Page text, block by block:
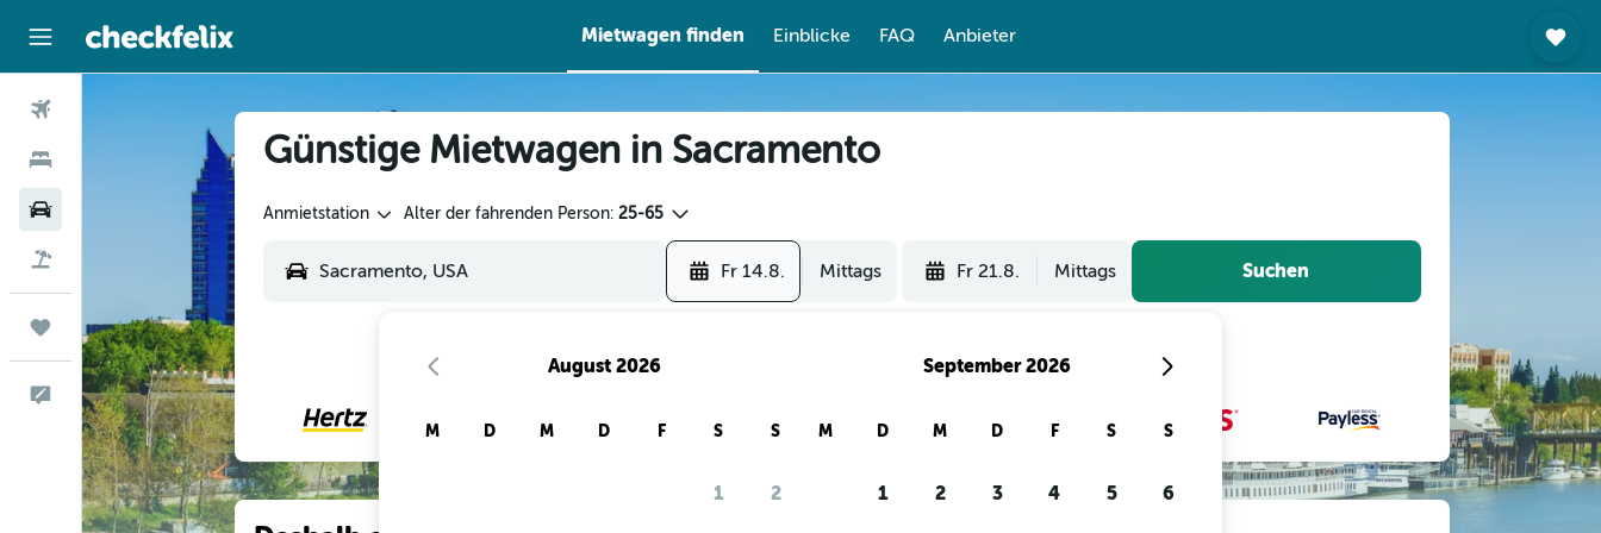
Mietwagen finden Einblicke FAQ Anbieter
Trips
Feedback
Günstige Mietwagen in Sacramento
Anmietstation Alter der fahrenden Person: 25-65
Fr 14.8. Mittags Fr 21.8. Mittags Suchen
August 2026
M D M D F S S
1 2
September 2026
M D M D F S S
1 2 3 4 5 6